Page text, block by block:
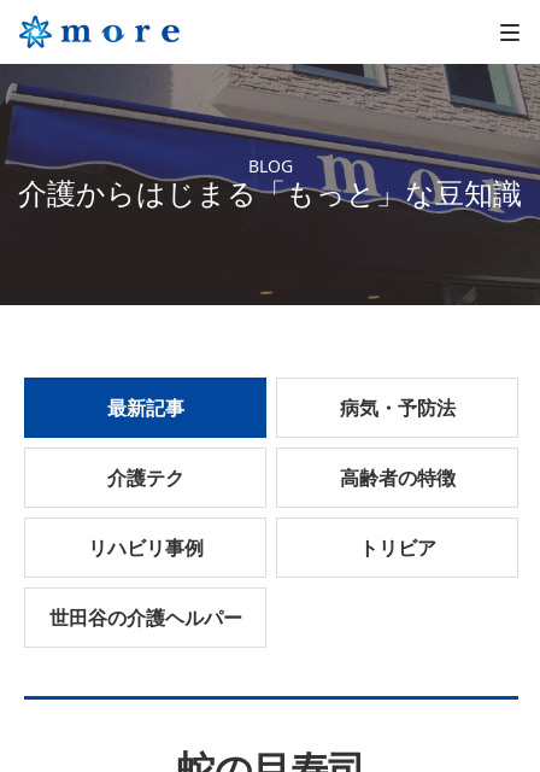
BLOG
介護からはじまる「もっと」な豆知識
最新記事 病気・予防法
介護テク 高齢者の特徴
リハビリ事例 トリビア
世田谷の介護ヘルパー